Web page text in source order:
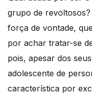
grupo de
força de vontade,
por achar tratar-se
pois, apesar dos
adolescente de
característica por